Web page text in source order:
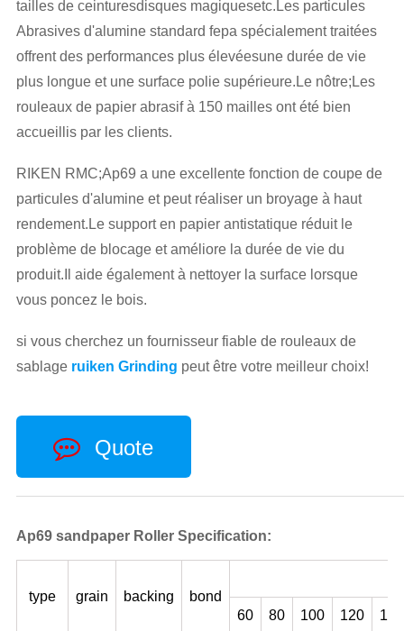
tailles de ceinturesdisques magiquesetc.Les particules
Abrasives d'alumine standard fepa spécialement traitées
offrent des performances plus élevéesune durée de vie
plus longue et une surface polie supérieure.Le nôtre;Les
rouleaux de papier abrasif à 150 mailles ont été bien
accueillis par les clients.
RIKEN RMC;Ap69 a une excellente fonction de coupe de
particules d'alumine et peut réaliser un broyage à haut
rendement.Le support en papier antistatique réduit le
problème de blocage et améliore la durée de vie du
produit.Il aide également à nettoyer la surface lorsque
vous poncez le bois.
si vous cherchez un fournisseur fiable de rouleaux de
sablage ruiken Grinding peut être votre meilleur choix!
Quote
Ap69 sandpaper Roller Specification:
type grain backing
bond
60
80 100 120 150